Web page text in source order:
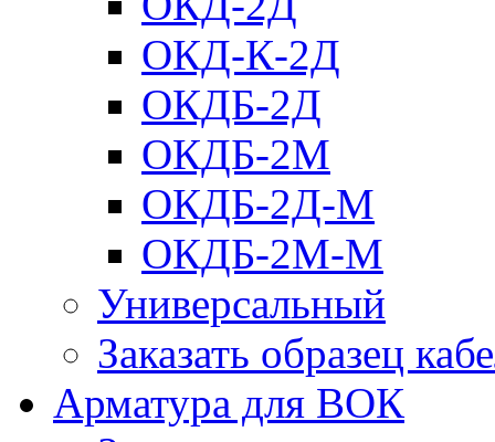
ОКД-К-2Д
ОКДБ-2Д
ОКДБ-2М
ОКДБ-2Д-М
ОКДБ-2М-М
Универсальный
Заказать образец
Арматура для ВОК